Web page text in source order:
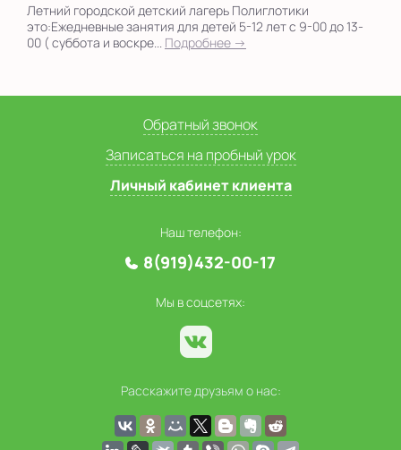
Летний городской детский лагерь Полиглотики
это:Ежедневные занятия для детей 5-12 лет с 9-00 до 13-
00 ( суббота и воскре... Подробнее →
Обратный звонок
Записаться на пробный урок
Личный кабинет клиента
Наш телефон:
8(919)432-00-17
Мы в соцсетях:
Расскажите друзьям о нас: